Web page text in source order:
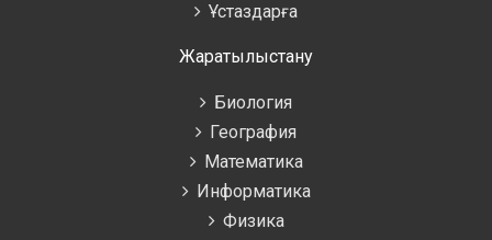
Ұстаздарға
Жаратылыстану
Биология
География
Математика
Информатика
Физика